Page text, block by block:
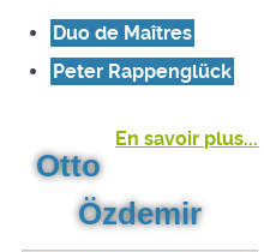
Duo de Maîtres
Peter Rappenglück
En savoir plus...
Otto
Özdemir